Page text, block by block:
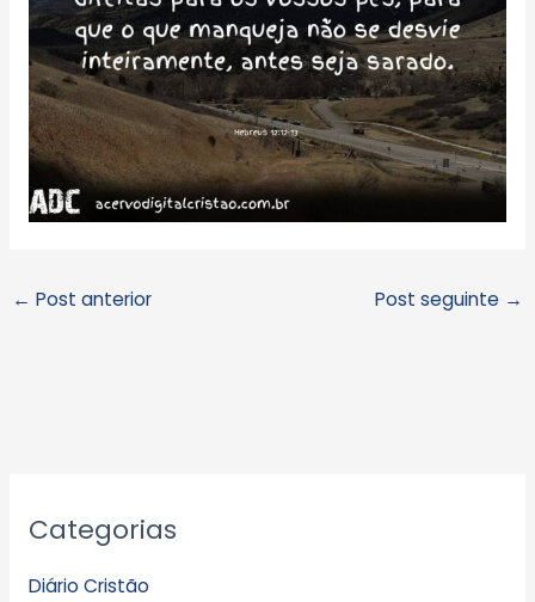
← Post anterior Post seguinte →
Categorias
Diário Cristão
r